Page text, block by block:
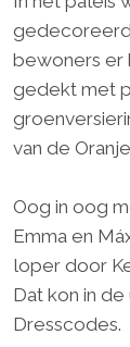
gedecoreerd
bewoners er
gedekt met
van de
Oog in oog
Emma en
loper door
Dat kon in
Dresscodes.